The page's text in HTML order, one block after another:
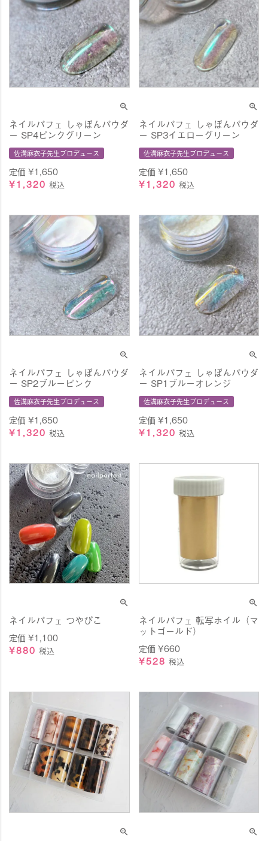
ネイルパフェ しゃぼんパウダ
ー SP4ピンクグリーン
佐溝麻衣子先生プロデュース
定価¥1,650
¥1,320 税込
ネイルパフェ しゃぼんパウダ
ー SP3イエローグリーン
佐溝麻衣子先生プロデュース
定価 ¥1,650
¥1,320 税込
ネイルパフェ しゃぼんパウダ
ー SP2ブルーピンク
佐溝麻衣子先生プロデュース
定価¥1,650
¥1,320 税込
ネイルパフェ しゃぼんパウダ
ー SP1ブルーオレンジ
佐溝麻衣子先生プロデュース
定価 ¥1,650
¥1,320 税込
ネイルパフェ つやぴこ
定価¥1,100
¥880 税込
ネイルパフェ 転写ホイル（マ
ットゴールド）
定価 ¥660
¥528 税込